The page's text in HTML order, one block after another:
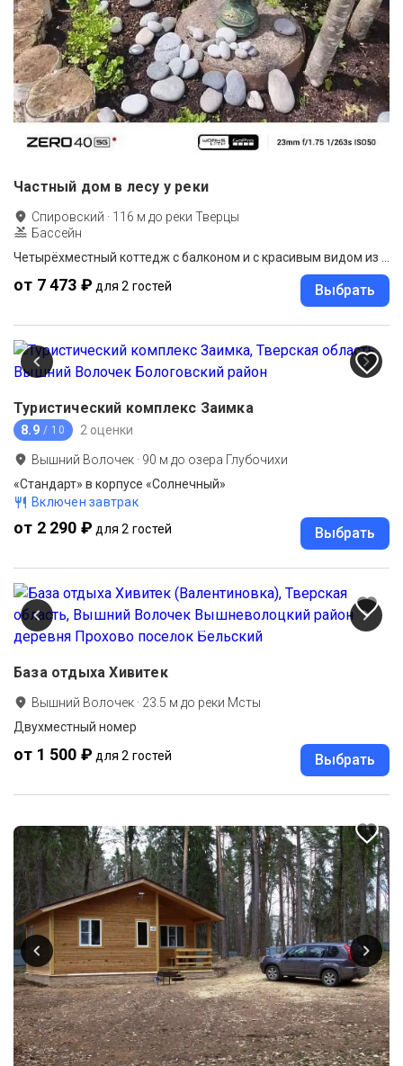
Частный дом в лесу у реки
Спировский · 116 м до реки Тверцы
Бассейн
Четырёхместный коттедж с балконом и с красивым видом из окна
от 7 473 ₽ для 2 гостей Выбрать
Туристический комплекс Заимка
8.9 / 10 2 оценки
Вышний Волочек · 90 м до озера Глубочихи
«Стандарт» в корпусе «Солнечный»
Включен завтрак
от 2 290 ₽ для 2 гостей Выбрать
База отдыха Хивитек
Вышний Волочек · 23.5 м до реки Мсты
Двухместный номер
от 1 500 ₽ для 2 гостей Выбрать